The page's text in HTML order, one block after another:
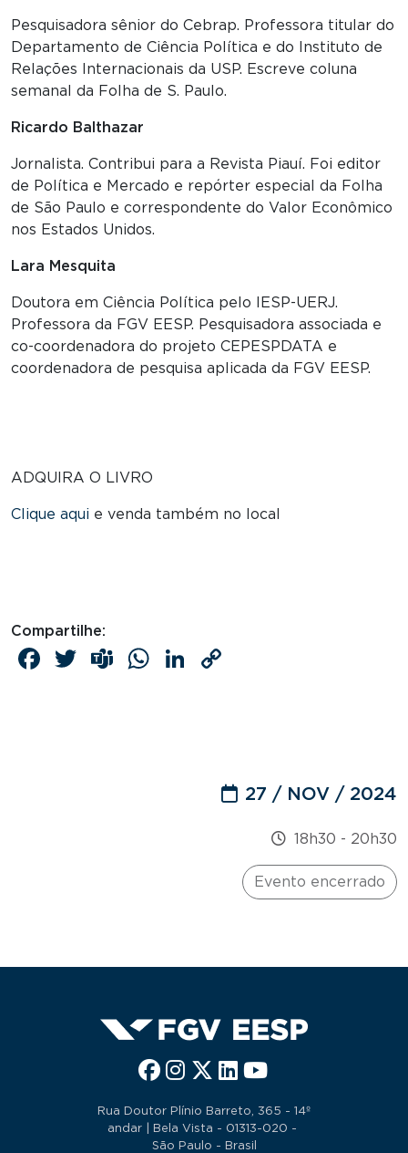
Pesquisadora sênior do Cebrap. Professora titular do
Departamento de Ciência Política e do Instituto de
Relações Internacionais da USP. Escreve coluna
semanal da Folha de S. Paulo.
Ricardo Balthazar
Jornalista. Contribui para a Revista Piauí. Foi editor
de Política e Mercado e repórter especial da Folha
de São Paulo e correspondente do Valor Econômico
nos Estados Unidos.
Lara Mesquita
Doutora em Ciência Política pelo IESP-UERJ.
Professora da FGV EESP. Pesquisadora associada e
co-coordenadora do projeto CEPESPDATA e
coordenadora de pesquisa aplicada da FGV EESP.
ADQUIRA O LIVRO
Clique aqui e venda também no local
Compartilhe:
Facebook
Twitter
Teams
WhatsApp
LinkedIn
27 / NOV / 2024
18h30 - 20h30
Evento encerrado
Rua Doutor Plínio Barreto, 365 - 14º
andar | Bela Vista - 01313-020 -
São Paulo - Brasil